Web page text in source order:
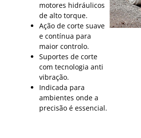
motores hidráulicos
de alto torque.
Ação de corte suave
e contínua para
maior controlo.
Suportes de corte
com tecnologia anti
vibração.
Indicada para
ambientes onde a
precisão é essencial.